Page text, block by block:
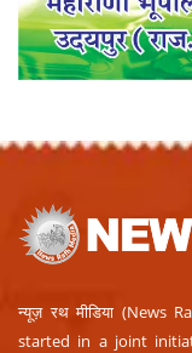
न्यूज़ रथ मीडिया (News
started in a joint